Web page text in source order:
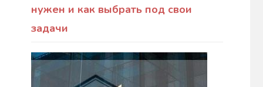
нужен и как выбрать под свои
задачи